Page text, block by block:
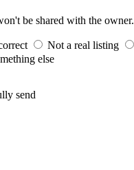
be shared with the owner.
Not a real listing
else
send